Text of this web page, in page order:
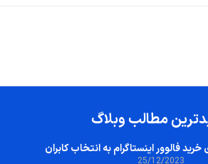
مطالب وبلاگ
فالوور اینستاگرام به انتخاب کابران
25/12/2023